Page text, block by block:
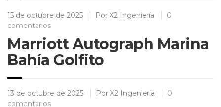
15 de octubre de 2025 Por X2 Ingeniería
0
comentarios
Marriott Autograph Marina
Bahía Golfito
13 de octubre de 2025 Por X2 Ingeniería
0
comentarios